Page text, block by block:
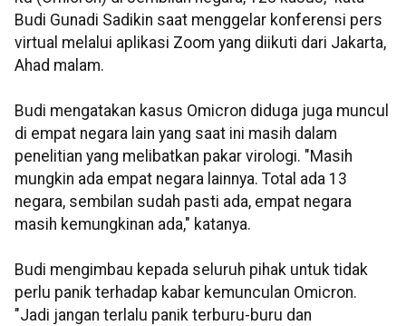
Budi Gunadi Sadikin saat menggelar konferensi pers
virtual melalui aplikasi Zoom yang diikuti dari Jakarta,
Ahad malam.
Budi mengatakan kasus Omicron diduga juga muncul
di empat negara lain yang saat ini masih dalam
penelitian yang melibatkan pakar virologi. "Masih
mungkin ada empat negara lainnya. Total ada 13
negara, sembilan sudah pasti ada, empat negara
masih kemungkinan ada," katanya.
Budi mengimbau kepada seluruh pihak untuk tidak
perlu panik terhadap kabar kemunculan Omicron.
"Jadi jangan terlalu panik terburu-buru dan